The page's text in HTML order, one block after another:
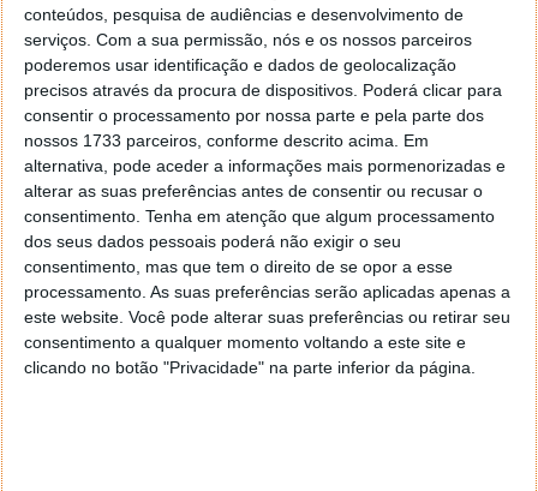
conteúdos, pesquisa de audiências e desenvolvimento de
serviços. Com a sua permissão, nós e os nossos parceiros
poderemos usar identificação e dados de geolocalização
precisos através da procura de dispositivos. Poderá clicar para
consentir o processamento por nossa parte e pela parte dos
nossos 1733 parceiros, conforme descrito acima. Em
alternativa, pode aceder a informações mais pormenorizadas e
alterar as suas preferências antes de consentir ou recusar o
consentimento. Tenha em atenção que algum processamento
dos seus dados pessoais poderá não exigir o seu
consentimento, mas que tem o direito de se opor a esse
processamento. As suas preferências serão aplicadas apenas a
este website. Você pode alterar suas preferências ou retirar seu
consentimento a qualquer momento voltando a este site e
clicando no botão "Privacidade" na parte inferior da página.